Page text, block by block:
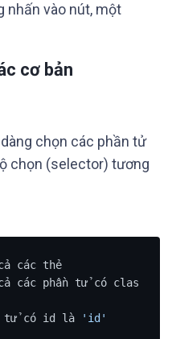
nhấn vào nút, một
cơ bản
chọn các phần tử
chọn (selector) tương
các thẻ
các phần tử có clas
tử có id là 'id'